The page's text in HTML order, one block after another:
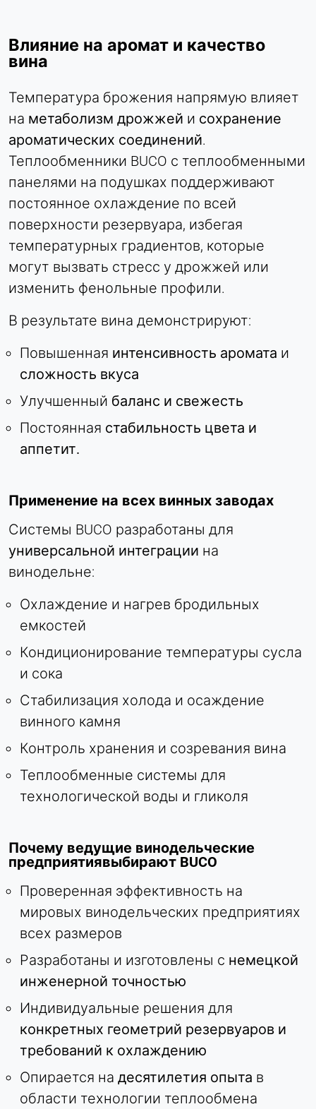
Влияние на аромат и качество
вина
Температура брожения напрямую влияет
на метаболизм дрожжей и сохранение
ароматических соединений.
Теплообменники BUCO с теплообменными
панелями на подушках поддерживают
постоянное охлаждение по всей
поверхности резервуара, избегая
температурных градиентов, которые
могут вызвать стресс у дрожжей или
изменить фенольные профили.
В результате вина демонстрируют:
Повышенная интенсивность аромата и
сложность вкуса
Улучшенный баланс и свежесть
Постоянная стабильность цвета и
аппетит.
Применение на всех винных заводах
Системы BUCO разработаны для
универсальной интеграции на
винодельне:
Охлаждение и нагрев бродильных
емкостей
Кондиционирование температуры сусла
и сока
Стабилизация холода и осаждение
винного камня
Контроль хранения и созревания вина
Теплообменные системы для
технологической воды и гликоля
Почему ведущие винодельческие
предприятиявыбирают BUCO
Проверенная эффективность на
мировых винодельческих предприятиях
всех размеров
Разработаны и изготовлены с немецкой
инженерной точностью
Индивидуальные решения для
конкретных геометрий резервуаров и
требований к охлаждению
Опирается на десятилетия опыта в
области технологии теплообмена